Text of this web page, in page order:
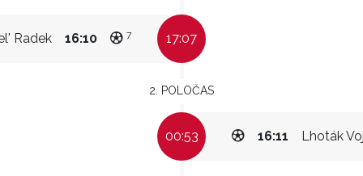
Radek 16:10 7 17:07
2. POLOČAS
00:53 Lhoták
16:11